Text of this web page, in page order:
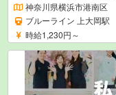
神奈川県横浜市港南区
ブルーライン 上大岡駅
時給1,230円～